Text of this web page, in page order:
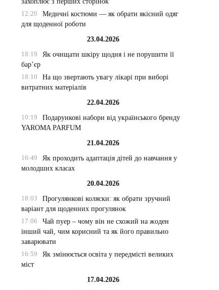
12:20
Медичні костюми — як обрати якісний одяг
для щоденної роботи
23.04.2026
18:19
Як очищати шкіру щодня і не порушити її
бар’єр
18:10
На що звертають увагу лікарі при виборі
витратних матеріалів
22.04.2026
10:19
Подарункові набори від українського бренду
YAROMA PARFUM
21.04.2026
16:49
Як проходить адаптація дітей до навчання у
молодших класах
20.04.2026
18:03
Прогулянкові коляски: як обрати зручний
варіант для щоденних прогулянок
17:06
Чай пуер – чому він не схожий на жоден
інший чай, чим корисний та як його правильно
заварювати
16:59
Як змінюється освіта у передмісті великих
міст
17.04.2026